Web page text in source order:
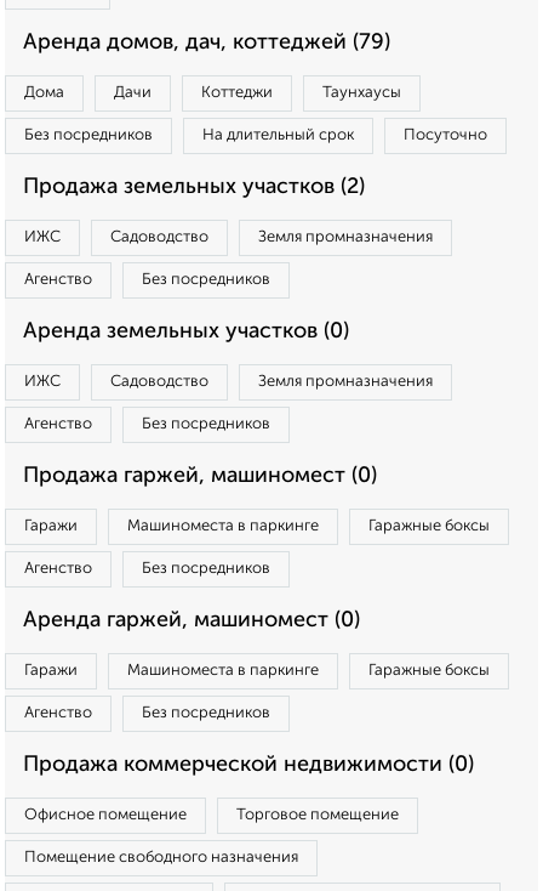
Аренда домов, дач, коттеджей (79)
Дома Дачи Коттеджи Таунхаусы
Без посредников На длительный срок Посуточно
Продажа земельных участков (2)
ИЖС Садоводство Земля промназначения
Агенство Без посредников
Аренда земельных участков (0)
ИЖС Садоводство Земля промназначения
Агенство Без посредников
Продажа гаржей, машиномест (0)
Гаражи Машиноместа в паркинге Гаражные боксы
Агенство Без посредников
Аренда гаржей, машиномест (0)
Гаражи Машиноместа в паркинге Гаражные боксы
Агенство Без посредников
Продажа коммерческой недвижимости (0)
Офисное помещение Торговое помещение
Помещение свободного назначения